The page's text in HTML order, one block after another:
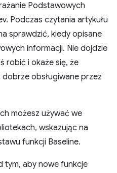
Podstawowych
Podczas czytania artykułu
sprawdzić, kiedy opisane
informacji. Nie dojdzie
robić i okaże się, że
obsługiwane przez
możesz używać we
wskazując na
funkcji Baseline.
tym, aby nowe funkcje